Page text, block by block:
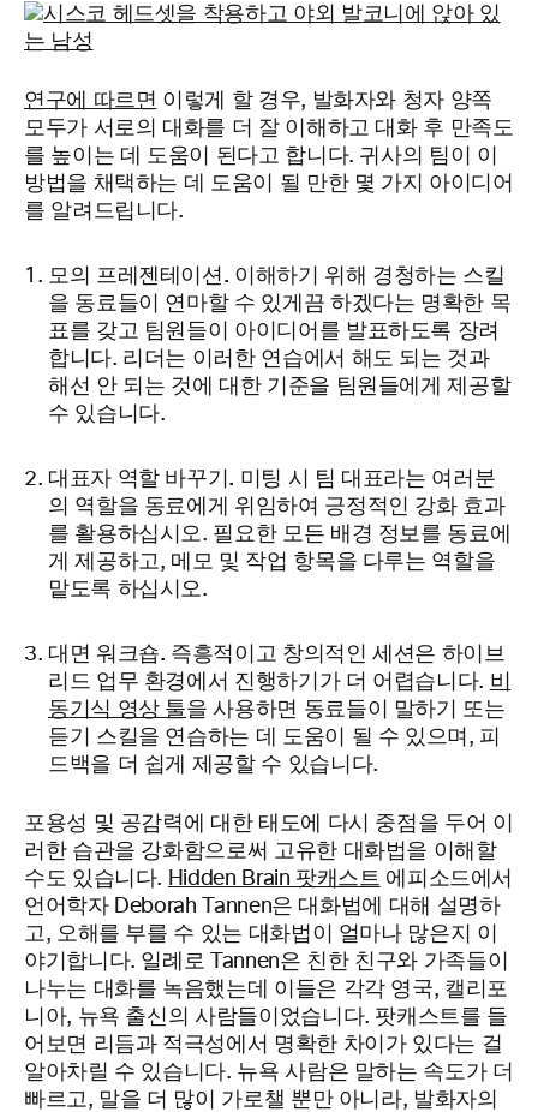
연구에 따르면 이렇게 할 경우, 발화자와 청자 양쪽
모두가 서로의 대화를 더 잘 이해하고 대화 후 만족도
를 높이는 데 도움이 된다고 합니다. 귀사의 팀이 이
방법을 채택하는 데 도움이 될 만한 몇 가지 아이디어
를 알려드립니다.
모의 프레젠테이션. 이해하기 위해 경청하는 스킬
을 동료들이 연마할 수 있게끔 하겠다는 명확한 목
표를 갖고 팀원들이 아이디어를 발표하도록 장려
합니다. 리더는 이러한 연습에서 해도 되는 것과
해선 안 되는 것에 대한 기준을 팀원들에게 제공할
수 있습니다.
대표자 역할 바꾸기. 미팅 시 팀 대표라는 여러분
의 역할을 동료에게 위임하여 긍정적인 강화 효과
를 활용하십시오. 필요한 모든 배경 정보를 동료에
게 제공하고, 메모 및 작업 항목을 다루는 역할을
맡도록 하십시오.
대면 워크숍. 즉흥적이고 창의적인 세션은 하이브
리드 업무 환경에서 진행하기가 더 어렵습니다. 비
동기식 영상 툴을 사용하면 동료들이 말하기 또는
듣기 스킬을 연습하는 데 도움이 될 수 있으며, 피
드백을 더 쉽게 제공할 수 있습니다.
포용성 및 공감력에 대한 태도에 다시 중점을 두어 이
러한 습관을 강화함으로써 고유한 대화법을 이해할
수도 있습니다. Hidden Brain 팟캐스트 에피소드에서
언어학자 Deborah Tannen은 대화법에 대해 설명하
고, 오해를 부를 수 있는 대화법이 얼마나 많은지 이
야기합니다. 일례로 Tannen은 친한 친구와 가족들이
나누는 대화를 녹음했는데 이들은 각각 영국, 캘리포
니아, 뉴욕 출신의 사람들이었습니다. 팟캐스트를 들
어보면 리듬과 적극성에서 명확한 차이가 있다는 걸
알아차릴 수 있습니다. 뉴욕 사람은 말하는 속도가 더
빠르고, 말을 더 많이 가로챌 뿐만 아니라, 발화자의